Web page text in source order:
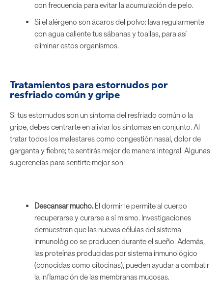
con frecuencia para evitar la acumulación de pelo.
Si el alérgeno son ácaros del polvo: lava regularmente
con agua caliente tus sábanas y toallas, para así
eliminar estos organismos.
Tratamientos para estornudos por
resfriado común y gripe
Si tus estornudos son un síntoma del resfriado común o la
gripe, debes centrarte en aliviar los síntomas en conjunto. Al
tratar todos los malestares como congestión nasal, dolor de
garganta y fiebre; te sentirás mejor de manera integral. Algunas
sugerencias para sentirte mejor son:
Descansar mucho. El dormir le permite al cuerpo
recuperarse y curarse a sí mismo. Investigaciones
demuestran que las nuevas células del sistema
inmunológico se producen durante el sueño. Además,
las proteínas producidas por sistema inmunológico
(conocidas como citocinas), pueden ayudar a combatir
la inflamación de las membranas mucosas.